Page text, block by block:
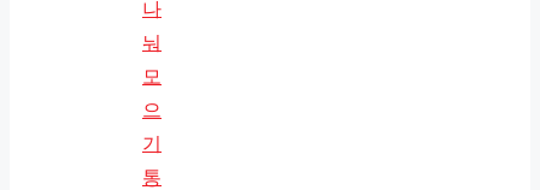
나
눠
모
으
기
통